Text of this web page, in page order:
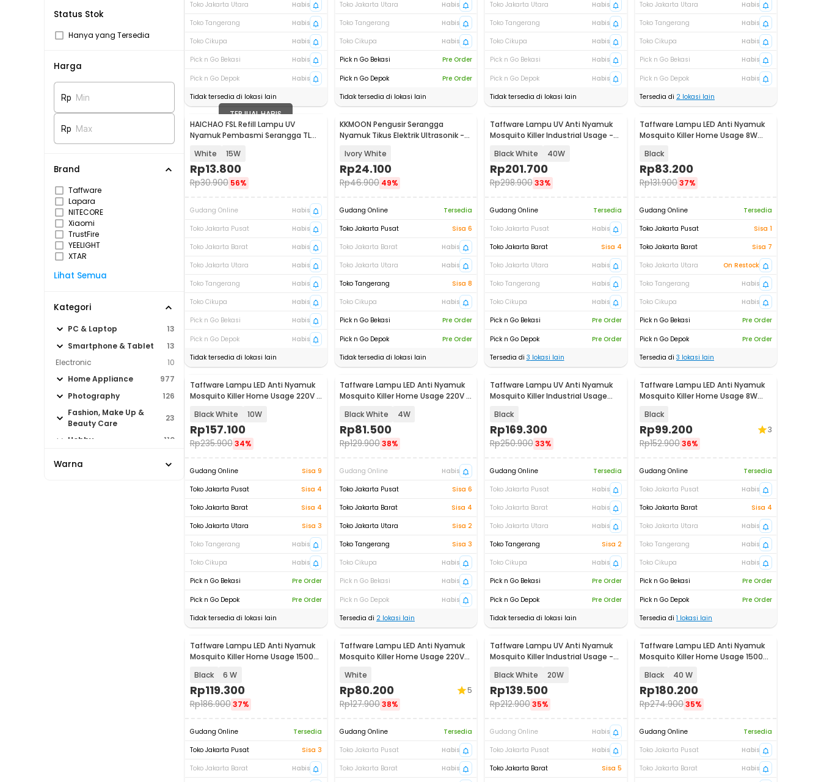
Status Stok
Hanya yang Tersedia
Harga
Rp Min
Rp Max
Brand
Taffware
Lapara
NITECORE
Xiaomi
TrustFire
YEELIGHT
XTAR
Lihat Semua
Kategori
PC & Laptop
13
Smartphone & Tablet
13
Electronic
10
Home Appliance
977
Photography
126
Fashion, Make Up &
Beauty Care
23
Hobby
110
Warna
Toko Jakarta Utara
Habis
Toko Tangerang
Habis
Toko Cikupa
Habis
Pick n Go Bekasi
Habis
Pick n Go Depok
Habis
Tidak tersedia di lokasi lain
Toko Jakarta Utara
Habis
Toko Tangerang
Habis
Toko Cikupa
Habis
Pick n Go Bekasi
Pre Order
Pick n Go Depok
Pre Order
Tidak tersedia di lokasi lain
Toko Jakarta Utara
Habis
Toko Tangerang
Habis
Toko Cikupa
Habis
Pick n Go Bekasi
Habis
Pick n Go Depok
Habis
Tidak tersedia di lokasi lain
Toko Jakarta Utara
Habis
Toko Tangerang
Habis
Toko Cikupa
Habis
Pick n Go Bekasi
Habis
Pick n Go Depok
Habis
Tersedia di 2 lokasi lain
TERJUAL HABIS
HAICHAO FSL Refill Lampu UV
Nyamuk Pembasmi Serangga TL
White 15W
Rp13.800
Rp30.900 56%
Gudang Online
Habis
Toko Jakarta Pusat
Habis
Toko Jakarta Barat
Habis
Toko Jakarta Utara
Habis
Toko Tangerang
Habis
Toko Cikupa
Habis
Pick n Go Bekasi
Habis
Pick n Go Depok
Habis
Tidak tersedia di lokasi lain
KKMOON Pengusir Serangga
Nyamuk Tikus Elektrik Ultrasonik -
Ivory White
Rp24.100
Rp46.900 49%
Gudang Online
Tersedia
Toko Jakarta Pusat
Sisa 6
Toko Jakarta Barat
Habis
Toko Jakarta Utara
Habis
Toko Tangerang
Sisa 8
Toko Cikupa
Habis
Pick n Go Bekasi
Pre Order
Pick n Go Depok
Pre Order
Tidak tersedia di lokasi lain
Taffware Lampu UV Anti Nyamuk
Mosquito Killer Industrial Usage -
Black White 40W
Rp201.700
Rp298.900 33%
Gudang Online
Tersedia
Toko Jakarta Pusat
Habis
Toko Jakarta Barat
Sisa 4
Toko Jakarta Utara
Habis
Toko Tangerang
Habis
Toko Cikupa
Habis
Pick n Go Bekasi
Pre Order
Pick n Go Depok
Pre Order
Tersedia di 3 lokasi lain
Taffware Lampu LED Anti Nyamuk
Mosquito Killer Home Usage 8W
Black
Rp83.200
Rp131.90037%
Gudang Online
Tersedia
Toko Jakarta Pusat
Sisa 1
Toko Jakarta Barat
Sisa 7
Toko Jakarta Utara
On Restock
Toko Tangerang
Habis
Toko Cikupa
Habis
Pick n Go Bekasi
Pre Order
Pick n Go Depok
Pre Order
Tersedia di 3 lokasi lain
Taffware Lampu LED Anti Nyamuk
Mosquito Killer Home Usage 220V -
Black White 10W
Rp157.100
Rp235.900 34%
Gudang Online
Sisa 9
Toko Jakarta Pusat
Sisa 4
Toko Jakarta Barat
Sisa 4
Toko Jakarta Utara
Sisa 3
Toko Tangerang
Habis
Toko Cikupa
Habis
Pick n Go Bekasi
Pre Order
Pick n Go Depok
Pre Order
Tidak tersedia di lokasi lain
Taffware Lampu LED Anti Nyamuk
Mosquito Killer Home Usage 220V -
Black White 4W
Rp81.500
Rp129.90038%
Gudang Online
Habis
Toko Jakarta Pusat
Sisa 6
Toko Jakarta Barat
Sisa 4
Toko Jakarta Utara
Sisa 2
Toko Tangerang
Sisa 3
Toko Cikupa
Habis
Pick n Go Bekasi
Habis
Pick n Go Depok
Habis
Tersedia di 2 lokasi lain
Taffware Lampu UV Anti Nyamuk
Mosquito Killer Industrial Usage
Black
Rp169.300
Rp250.900 33%
Gudang Online
Tersedia
Toko Jakarta Pusat
Habis
Toko Jakarta Barat
Habis
Toko Jakarta Utara
Habis
Toko Tangerang
Sisa 2
Toko Cikupa
Habis
Pick n Go Bekasi
Pre Order
Pick n Go Depok
Pre Order
Tidak tersedia di lokasi lain
Taffware Lampu LED Anti Nyamuk
Mosquito Killer Home Usage 8W
Black
Rp99.200
Rp152.90036%
3
Gudang Online
Tersedia
Toko Jakarta Pusat
Habis
Toko Jakarta Barat
Sisa 4
Toko Jakarta Utara
Habis
Toko Tangerang
Habis
Toko Cikupa
Habis
Pick n Go Bekasi
Pre Order
Pick n Go Depok
Pre Order
Tersedia di 1 lokasi lain
Baru
Taffware Lampu LED Anti Nyamuk
Mosquito Killer Home Usage 1500V
Black 6 W
Rp119.300
Rp186.900 37%
Gudang Online
Tersedia
Toko Jakarta Pusat
Sisa 3
Toko Jakarta Barat
Habis
Taffware Lampu LED Anti Nyamuk
Mosquito Killer Home Usage 220V
White
Rp80.200
Rp127.90038%
5
Gudang Online
Tersedia
Toko Jakarta Pusat
Habis
Toko Jakarta Barat
Habis
Taffware Lampu UV Anti Nyamuk
Mosquito Killer Industrial Usage -
Black White 20W
Rp139.500
Rp212.900 35%
Gudang Online
Habis
Toko Jakarta Pusat
Habis
Toko Jakarta Barat
Sisa 5
Taffware Lampu LED Anti Nyamuk
Mosquito Killer Home Usage 1500V
Black 40 W
Rp180.200
Rp274.90035%
Gudang Online
Tersedia
Toko Jakarta Pusat
Habis
Toko Jakarta Barat
Habis